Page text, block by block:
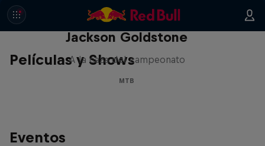
Películas y Shows
The Search for Milliseconds:
Jackson Goldstone
A la caza del campeonato
MTB
Eventos